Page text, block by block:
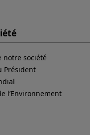
notre société
Président
l’Environnement